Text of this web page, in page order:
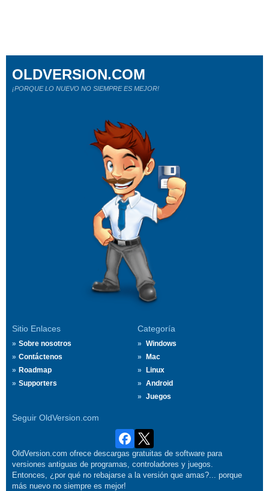
Sitio Enlaces
Sobre nosotros
Contáctenos
Roadmap
Supporters
Categoría
Windows
Mac
Linux
Android
Juegos
Seguir OldVersion.com
OLDVERSION.COM
¡PORQUE LO NUEVO NO SIEMPRE ES MEJOR!
OldVersion.com ofrece descargas gratuitas de software para
versiones antiguas de programas, controladores y juegos.
Entonces, ¿por qué no rebajarse a la versión que amas?... porque
más nuevo no siempre es mejor!